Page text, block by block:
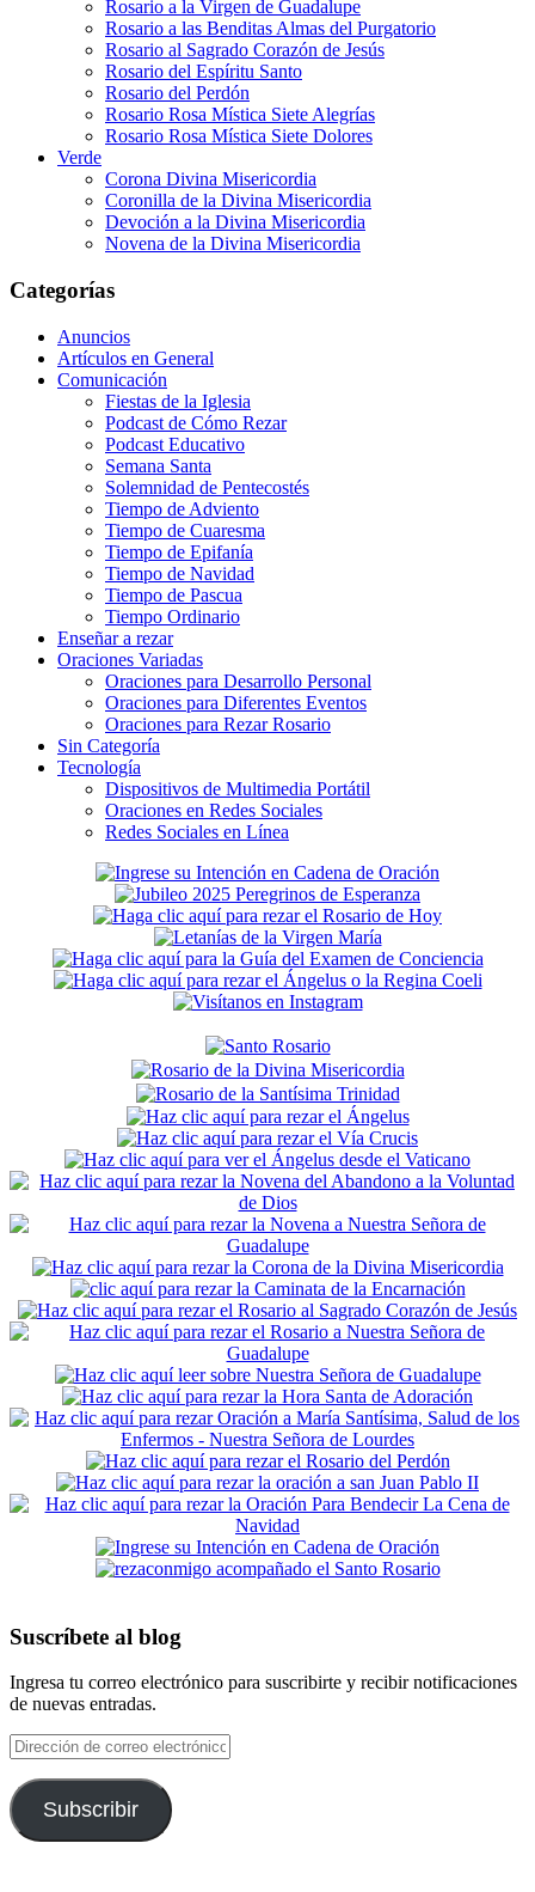
Rosario a la Virgen de Guadalupe
Rosario a las Benditas Almas del Purgatorio
Rosario al Sagrado Corazón de Jesús
Rosario del Espíritu Santo
Rosario del Perdón
Rosario Rosa Mística Siete Alegrías
Rosario Rosa Mística Siete Dolores
Verde
Corona Divina Misericordia
Coronilla de la Divina Misericordia
Devoción a la Divina Misericordia
Novena de la Divina Misericordia
Categorías
Anuncios
Artículos en General
Comunicación
Fiestas de la Iglesia
Podcast de Cómo Rezar
Podcast Educativo
Semana Santa
Solemnidad de Pentecostés
Tiempo de Adviento
Tiempo de Cuaresma
Tiempo de Epifanía
Tiempo de Navidad
Tiempo de Pascua
Tiempo Ordinario
Enseñar a rezar
Oraciones Variadas
Oraciones para Desarrollo Personal
Oraciones para Diferentes Eventos
Oraciones para Rezar Rosario
Sin Categoría
Tecnología
Dispositivos de Multimedia Portátil
Oraciones en Redes Sociales
Redes Sociales en Línea
Secondary
Sidebar
Suscríbete al blog
Ingresa tu correo electrónico para suscribirte y recibir notificaciones
de nuevas entradas.
Dirección
de
correo
electrónico
Subscribir